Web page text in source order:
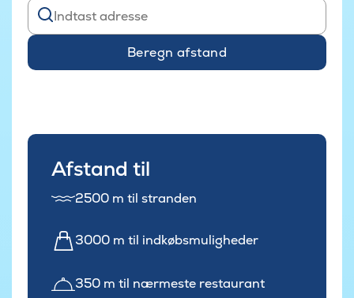
Beregn afstand
Afstand til
2500 m til stranden
3000 m til indkøbsmuligheder
350 m til nærmeste restaurant